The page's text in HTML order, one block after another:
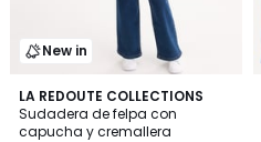
New in
LA REDOUTE COLLECTIONS
Sudadera de felpa con
capucha y cremallera
4
Colores